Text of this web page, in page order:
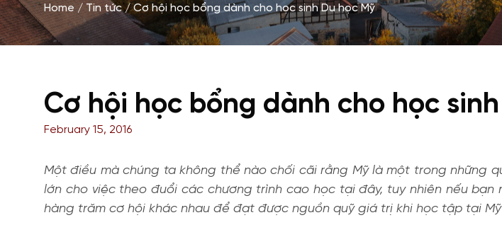
Home Tin tức Cơ hội học bổng dành cho học sinh Du học Mỹ
Cơ hội học bổng dành cho học
February 15, 2016
Một điều mà chúng ta không thể nào chối cãi rằng Mỹ là một trong những
lớn cho việc theo đuổi các chương trình cao học tại đây, tuy nhiên nếu
hàng trăm cơ hội khác nhau để đạt được nguồn quỹ giá trị khi học tập tại